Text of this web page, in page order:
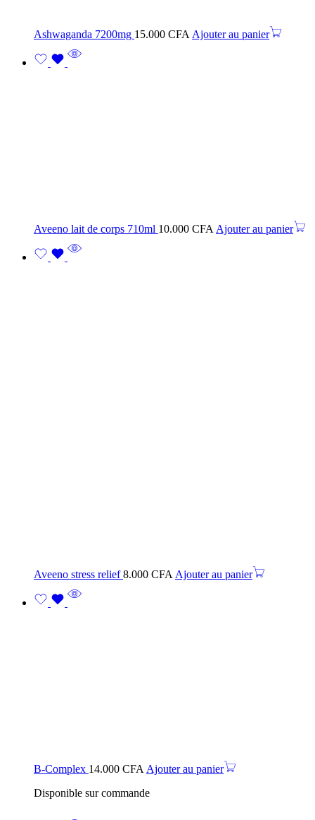
Ashwaganda 7200mg 15.000 CFA Ajouter au panier
Aveeno lait de corps 710ml 10.000 CFA Ajouter au panier
Aveeno stress relief8.000 CFA Ajouter au panier
B-Complex 14.000 CFA Ajouter au panier
Disponible sur commande